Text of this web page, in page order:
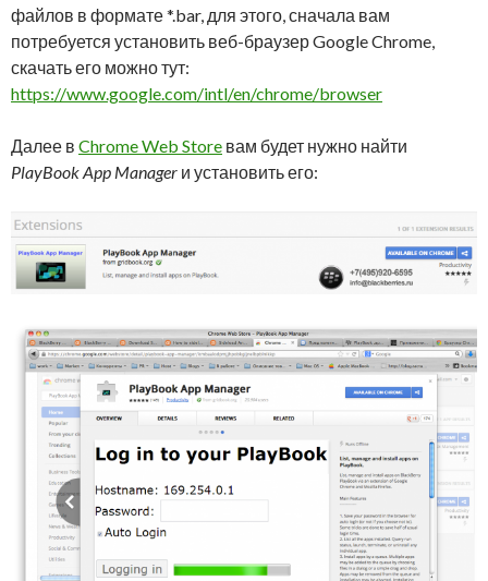
файлов в формате *.bar, для этого, сначала вам
потребуется установить веб-браузер Google Chrome,
скачать его можно тут:
https://www.google.com/intl/en/chrome/browser
Далее в Chrome Web Store вам будет нужно найти
PlayBook App Manager и установить его: